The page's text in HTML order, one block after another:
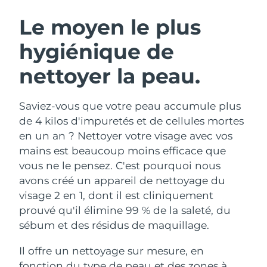
Le moyen le plus
hygiénique de
nettoyer la peau.
Saviez-vous que votre peau accumule plus
de 4 kilos d'impuretés et de cellules mortes
en un an ? Nettoyer votre visage avec vos
mains est beaucoup moins efficace que
vous ne le pensez. C'est pourquoi nous
avons créé un appareil de nettoyage du
visage 2 en 1, dont il est cliniquement
prouvé qu'il élimine 99 % de la saleté, du
sébum et des résidus de maquillage.
Il offre un nettoyage sur mesure, en
Nettoyage du visage
Anti-aging massage
LUNA™ 4 Plus
Massage, LED heating
LUNA™ 4 Men
For men, anti-aging massage
Lifting
Microcurrent toning
BEAR™ 2 go
Microcurrent toning on-the-go
BEAR™ 2 eyes & lips
Microcurrent line smoothing device
Hydratation
UFO™ 3 coffret
Deep facial hydration
UFO™ 3 LED
Near-infrared and red light therapy
device
Soin bucco-dentaire
issa™ 4
Hybrid silicone sonic toothbrush
issa™ 4 plus
FAQ™ TRAITEMENT ANTI-ÂGE
Anti-âge Traitements LED
NEW
Autriche Livraison estimée
Bahreïn Livraison estimée
Belgique Livraison estimée
Bermudes Livraison estimée8/17/26
Bosnie-Herzégovine Livraison estimée
Livraison estimée
Bulgarie Livraison estimée8/11/26
Canada Livraison estimée8/15/26